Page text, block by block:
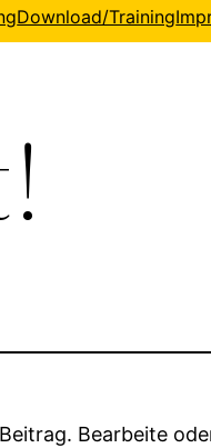
Download/Training
Bearbeite